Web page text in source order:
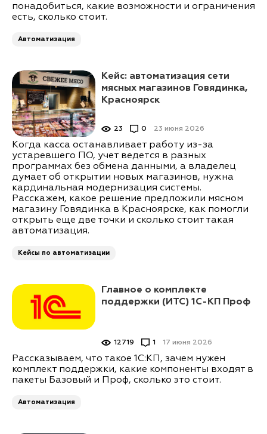
понадобиться, какие возможности и ограничения
есть, сколько стоит.
Автоматизация
Кейс: автоматизация сети
мясных магазинов Говядинка,
Красноярск
23 июня 2026
23 0
Когда касса останавливает работу из-за
устаревшего ПО, учет ведется в разных
программах без обмена данными, а владелец
думает об открытии новых магазинов, нужна
кардинальная модернизация системы.
Расскажем, какое решение предложили мясном
магазину Говядинка в Красноярске, как помогли
открыть еще две точки и сколько стоит такая
автоматизация.
Кейсы по автоматизации
Главное о комплекте
поддержки (ИТС) 1С-КП Проф
17 июня 2026
12719 1
Рассказываем, что такое 1С:КП, зачем нужен
комплект поддержки, какие компоненты входят в
пакеты Базовый и Проф, сколько это стоит.
Автоматизация